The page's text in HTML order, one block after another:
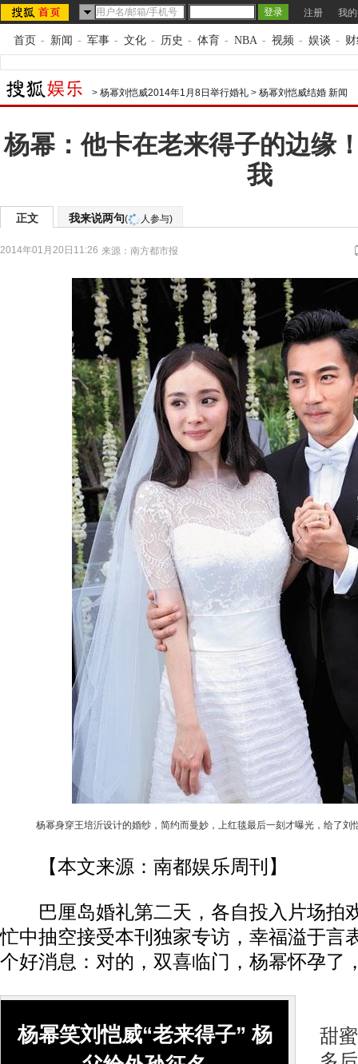
注册 我
首页 - 新闻 - 军事 - 文化 - 历史 - 体育 - NBA - 视频 - 娱谈 -
> 杨幂刘恺威2014年1月8日举行婚礼 > 杨幂刘恺威结婚 新闻
杨幂：他卡在老来得子的边缘
我
正文 我来说两句( 人参与)
2014年01月20日11:26 来源： 南方都市报
杨幂身穿王培沂设计的婚纱，简约而曼妙，上红毯最后一刻才曝光，给了刘
【本文来源：南都娱乐周刊】
巴厘岛婚礼第二天，各自投入片场拍
忙中抽空接受本刊独家专访，幸福溢于言
个好消息：对的，双喜临门，杨幂怀孕了
杨幂笑刘恺威“老来得子” 杨
甜